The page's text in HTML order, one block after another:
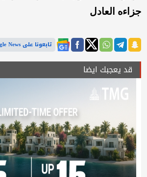
جزاءه العادل
تابعونا على Google News
قد يعجبك ايضا